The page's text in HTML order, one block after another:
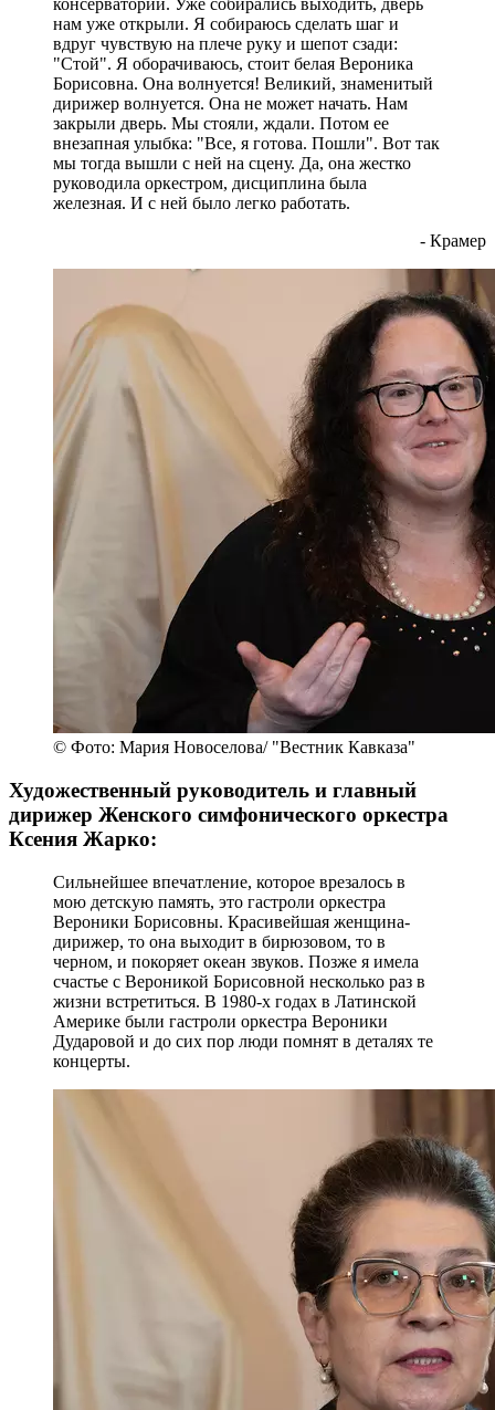
консерватории. Уже собирались выходить, дверь
нам уже открыли. Я собираюсь сделать шаг и
вдруг чувствую на плече руку и шепот сзади:
"Стой". Я оборачиваюсь, стоит белая Вероника
Борисовна. Она волнуется! Великий, знаменитый
дирижер волнуется. Она не может начать. Нам
закрыли дверь. Мы стояли, ждали. Потом ее
внезапная улыбка: "Все, я готова. Пошли". Вот так
мы тогда вышли с ней на сцену. Да, она жестко
руководила оркестром, дисциплина была
железная. И с ней было легко работать.
- Крамер
© Фото: Мария Новоселова/ "Вестник Кавказа"
Художественный руководитель и главный
дирижер Женского симфонического оркестра
Ксения Жарко:
Сильнейшее впечатление, которое врезалось в
мою детскую память, это гастроли оркестра
Вероники Борисовны. Красивейшая женщина-
дирижер, то она выходит в бирюзовом, то в
черном, и покоряет океан звуков. Позже я имела
счастье с Вероникой Борисовной несколько раз в
жизни встретиться. В 1980-х годах в Латинской
Америке были гастроли оркестра Вероники
Дударовой и до сих пор люди помнят в деталях те
концерты.